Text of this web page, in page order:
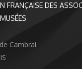
FRANÇAISE DES
Cambrai